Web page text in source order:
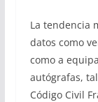
La tendencia
datos como
como a
autógrafas,
Código Civil